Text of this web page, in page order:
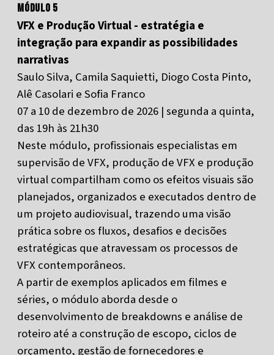
Módulo 5
VFX e Produção Virtual - estratégia e
integração para expandir as possibilidades
narrativas
Saulo Silva, Camila Saquietti, Diogo Costa Pinto,
Alê Casolari e Sofia Franco
07 a 10 de dezembro de 2026 | segunda a quinta,
das 19h às 21h30
Neste módulo, profissionais especialistas em
supervisão de VFX, produção de VFX e produção
virtual compartilham como os efeitos visuais são
planejados, organizados e executados dentro de
um projeto audiovisual, trazendo uma visão
prática sobre os fluxos, desafios e decisões
estratégicas que atravessam os processos de
VFX contemporâneos.
A partir de exemplos aplicados em filmes e
séries, o módulo aborda desde o
desenvolvimento de breakdowns e análise de
roteiro até a construção de escopo, ciclos de
orçamento, gestão de fornecedores e